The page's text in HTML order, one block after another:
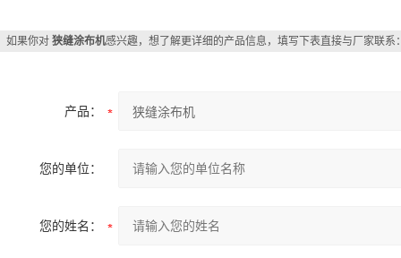
如果你对 狭缝涂布机感兴趣，想了解更详细的产品信息，填写下表直接与厂家联系：
产品：
您的单位：
您的姓名：